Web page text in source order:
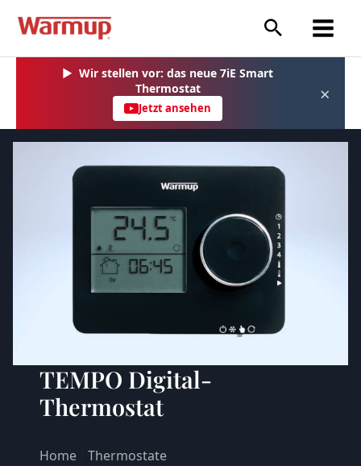
Inhalt
▶ Wir stellen vor: das neue 7iE Smart
Thermostat
Jetzt ansehen
×
TEMPO Digital-
Thermostat
Home /Thermostate